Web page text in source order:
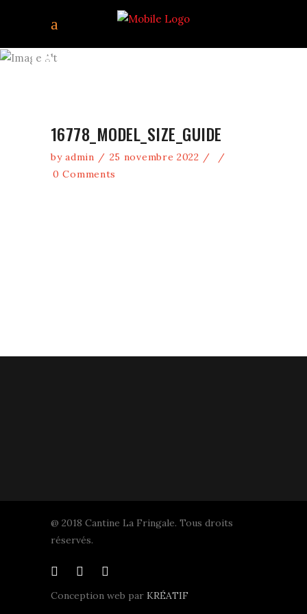
16778_MODEL_SIZE_GUIDE
byadmin
25 novembre 2022
0 Comments
@ 2018 Cantine La Fringale. Tous droits
réservés.
Conception web par KRÉATIF